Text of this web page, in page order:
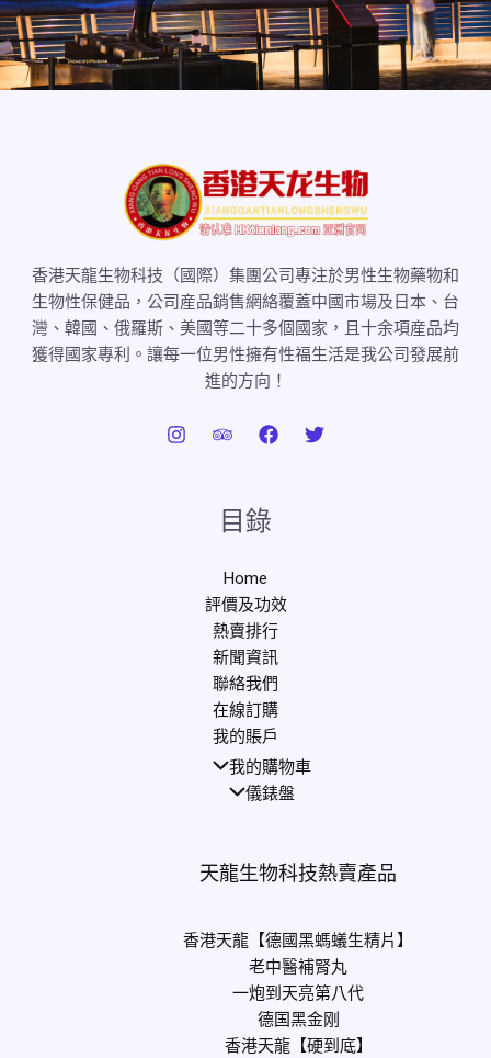
香港天龍生物科技（國際）集團公司專注於男性生物藥物和
生物性保健品，公司産品銷售網絡覆蓋中國市場及日本、台
灣、韓國、俄羅斯、美國等二十多個國家，且十余項産品均
獲得國家專利。讓每一位男性擁有性福生活是我公司發展前
進的方向！
目錄
Home
評價及功效
熱賣排行
新聞資訊
聯絡我們
在線訂購
我的賬戶
我的購物車
儀錶盤
天龍生物科技熱賣產品
香港天龍【德國黑螞蟻生精片】
老中醫補腎丸
一炮到天亮第八代
德国黑金刚
香港天龍【硬到底】